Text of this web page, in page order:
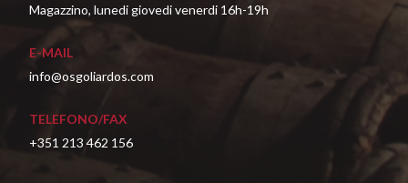
Magazzino, lunedi giovedi venerdi 16h-19h
E-MAIL
info@osgoliardos.com
TELEFONO/FAX
+351 213 462 156